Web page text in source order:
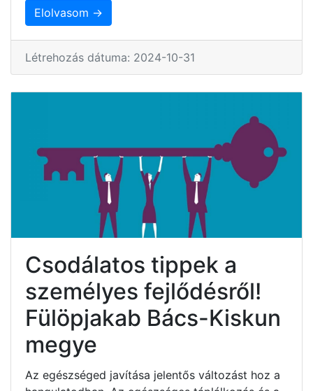
Elolvasom →
Létrehozás dátuma: 2024-10-31
Csodálatos tippek a
személyes fejlődésről!
Fülöpjakab Bács-Kiskun
megye
Az egészséged javítása jelentős változást hoz a